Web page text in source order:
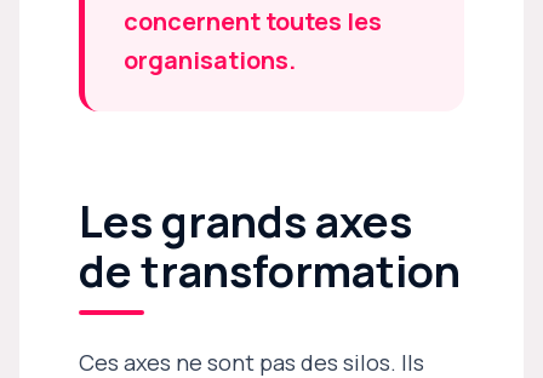
concernent toutes les
organisations.
Les grands axes
de transformation
Ces axes ne sont pas des silos. Ils